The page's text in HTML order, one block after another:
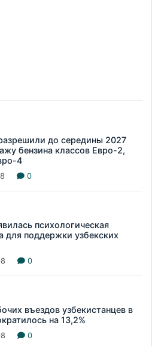
до середины 2027
бензина классов Евро-2,
4
0
психологическая
для поддержки узбекских
0
въездов узбекистанцев в
на 13,2%
0